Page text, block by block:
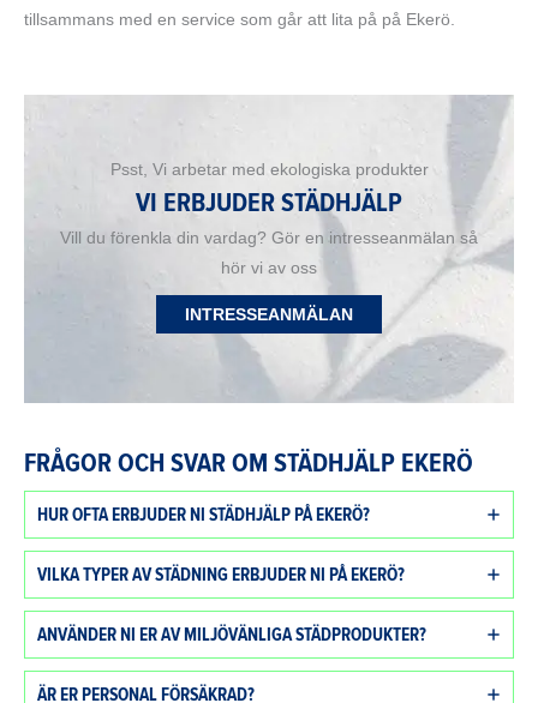
tillsammans med en service som går att lita på på Ekerö.
Psst, Vi arbetar med ekologiska produkter
VI ERBJUDER STÄDHJÄLP
Vill du förenkla din vardag? Gör en intresseanmälan så
hör vi av oss
INTRESSEANMÄLAN
FRÅGOR OCH SVAR OM STÄDHJÄLP EKERÖ
HUR OFTA ERBJUDER NI STÄDHJÄLP PÅ EKERÖ?
VILKA TYPER AV STÄDNING ERBJUDER NI PÅ EKERÖ?
ANVÄNDER NI ER AV MILJÖVÄNLIGA STÄDPRODUKTER?
ÄR ER PERSONAL FÖRSÄKRAD?